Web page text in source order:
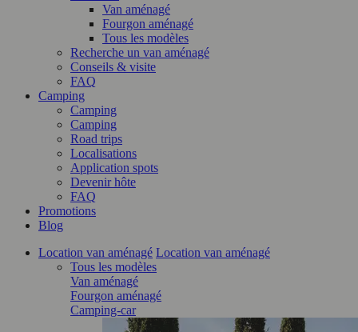
Van aménagé
Fourgon aménagé
Tous les modèles
Recherche un van aménagé
Conseils & visite
FAQ
Camping
Camping
Camping
Road trips
Localisations
Application spots
Devenir hôte
FAQ
Promotions
Blog
Location van aménagé Location van aménagé
Tous les modèles
Van aménagé
Fourgon aménagé
Camping-car